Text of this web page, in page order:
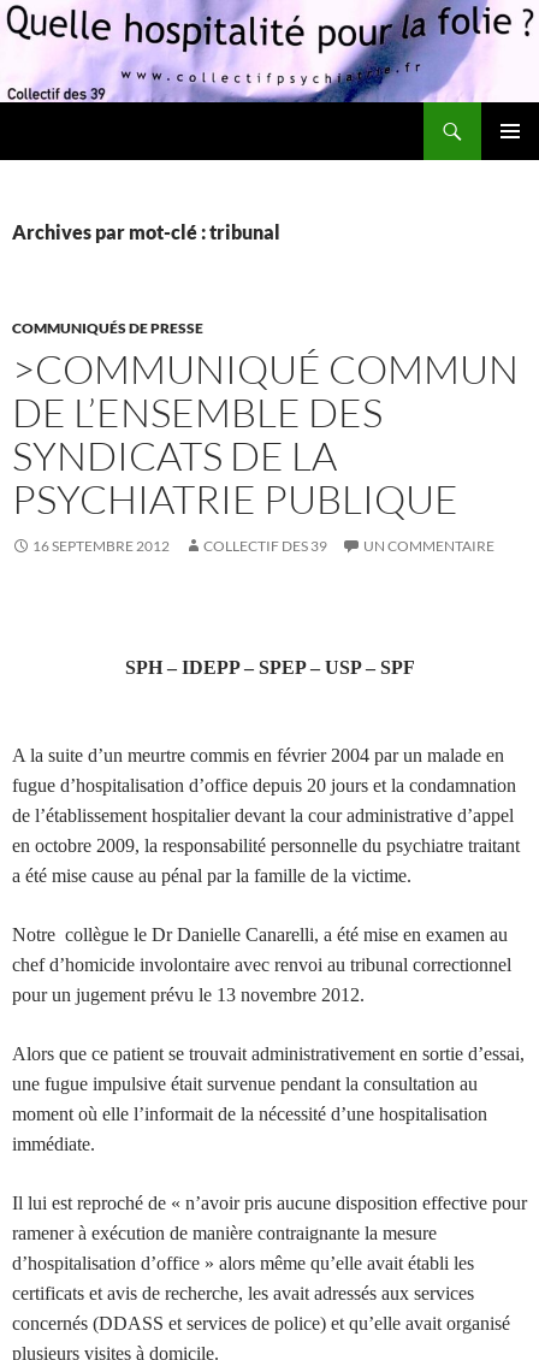
Archives par mot-clé : tribunal
COMMUNIQUÉS DE PRESSE
>COMMUNIQUÉ COMMUN
DE L’ENSEMBLE DES
SYNDICATS DE LA
PSYCHIATRIE PUBLIQUE
16 SEPTEMBRE 2012 COLLECTIF DES 39 UN COMMENTAIRE
SPH – IDEPP – SPEP – USP – SPF
A la suite d’un meurtre commis en février 2004 par un malade en
fugue d’hospitalisation d’office depuis 20 jours et la condamnation
de l’établissement hospitalier devant la cour administrative d’appel
en octobre 2009, la responsabilité personnelle du psychiatre traitant
a été mise cause au pénal par la famille de la victime.
Notre collègue le Dr Danielle Canarelli, a été mise en examen au
chef d’homicide involontaire avec renvoi au tribunal correctionnel
pour un jugement prévu le 13 novembre 2012.
Alors que ce patient se trouvait administrativement en sortie d’essai,
une fugue impulsive était survenue pendant la consultation au
moment où elle l’informait de la nécessité d’une hospitalisation
immédiate.
Il lui est reproché de « n’avoir pris aucune disposition effective pour
ramener à exécution de manière contraignante la mesure
d’hospitalisation d’office » alors même qu’elle avait établi les
certificats et avis de recherche, les avait adressés aux services
concernés (DDASS et services de police) et qu’elle avait organisé
plusieurs visites à domicile.